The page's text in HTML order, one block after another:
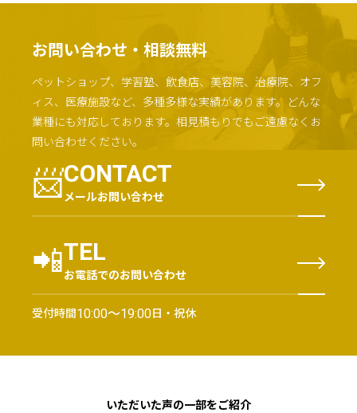
お問い合わせ・相談無料
ペットショップ、学習塾、飲食店、美容院、治療院、オフ
ィス、医療施設など、多種多様な実績があります。 どんな
業種にも対応しております。 相見積もりでもご遠慮なくお
問い合わせください。
📨CONTACT
メールお問い合わせ
📲TEL
お電話でのお問い合わせ
受付時間10:00〜19:00日・祝休
いただいた声の一部をご紹介